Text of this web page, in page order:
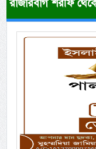
রাজারবাগ শরীফ